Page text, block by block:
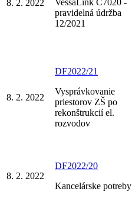
8. 2. 2022
pravidelná údržba
12/2021
8. 2. 2022
DF2022/21
Vysprávkovanie
priestorov ZŠ po
rekonštrukcií el.
rozvodov
8. 2. 2022
DF2022/20
Kancelárske potreby